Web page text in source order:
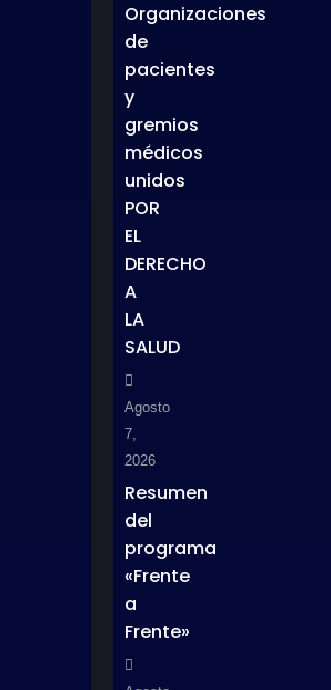
Organizaciones
de
pacientes
y
gremios
médicos
unidos
POR
EL
DERECHO
A
LA
SALUD
Agosto
7,
2026
Resumen
del
programa
«Frente
a
Frente»